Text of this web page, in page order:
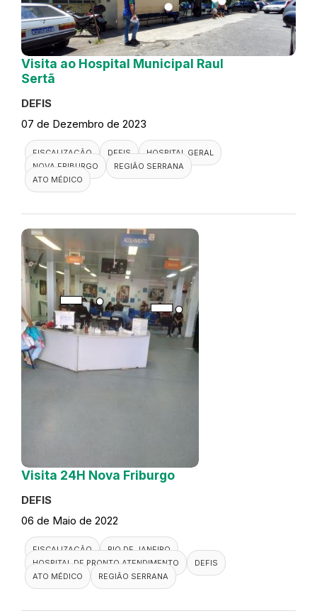
Visita ao Hospital Municipal Raul
Sertã
DEFIS
07 de Dezembro de 2023
FISCALIZAÇÃO DEFIS
HOSPITAL GERAL
NOVA FRIBURGO
REGIÃO SERRANA
ATO MÉDICO
Visita 24H Nova Friburgo
DEFIS
06 de Maio de 2022
FISCALIZAÇÃO
RIO DE JANEIRO
HOSPITAL DE PRONTO ATENDIMENTO
DEFIS
ATO MÉDICO
REGIÃO SERRANA